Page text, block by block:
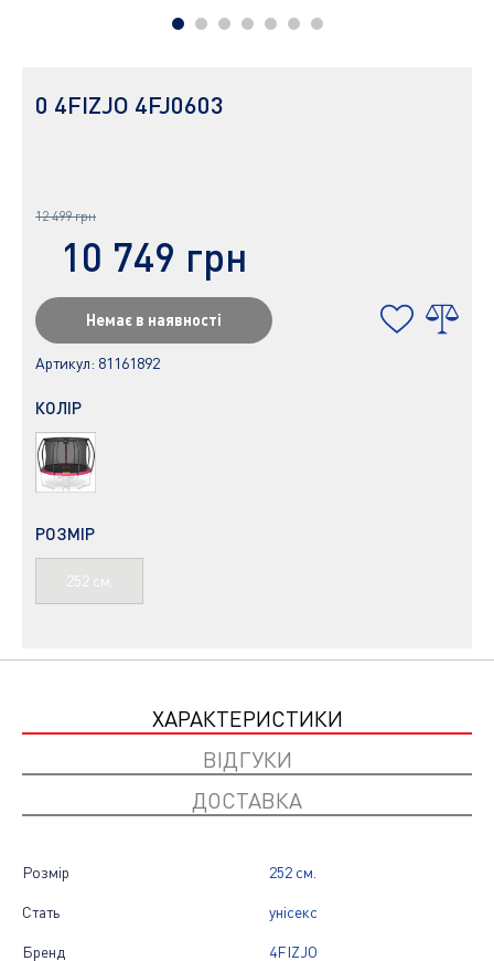
0 4FIZJO 4FJ0603
12 499 грн
10 749 грн
Немає в наявності
Артикул: 81161892
КОЛІР
РОЗМІР
252 см.
ХАРАКТЕРИСТИКИ
ВІДГУКИ
ДОСТАВКА
Розмір 252 см.
Стать унісекс
Бренд 4FIZJO